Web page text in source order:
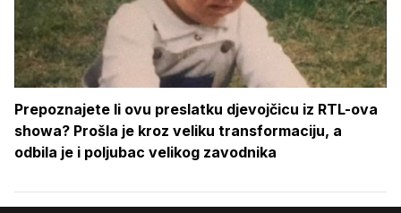
Prepoznajete li ovu preslatku djevojčicu iz RTL-ova
showa? Prošla je kroz veliku transformaciju, a
odbila je i poljubac velikog zavodnika